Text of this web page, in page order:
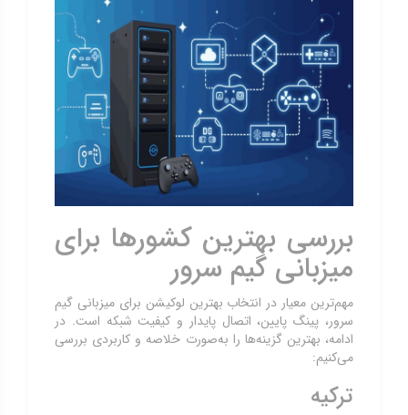
بررسی بهترین کشورها برای
میزبانی گیم سرور
مهم‌ترین معیار در انتخاب بهترین لوکیشن برای میزبانی گیم
سرور، پینگ پایین، اتصال پایدار و کیفیت شبکه است. در
ادامه، بهترین گزینه‌ها را به‌صورت خلاصه و کاربردی بررسی
می‌کنیم:
ترکیه